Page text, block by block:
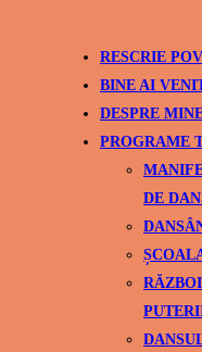
RESCRIE
BINE AI
DESPRE
PROGRAME
DE